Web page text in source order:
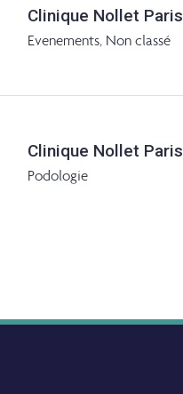
Clinique Nollet Paris
Evenements, Non classé
Clinique Nollet Paris
Podologie